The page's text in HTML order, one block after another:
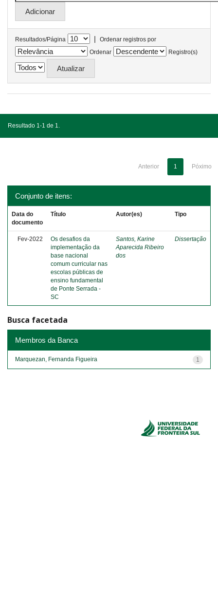
Resultados/Página |
Ordenar registros por
Ordenar
Registro(s)
Resultado 1-1 de 1.
Anterior 1 Póximo
Conjunto de itens:
Data do
documento
Título Autor(es) Tipo
Fev-2022
Os desafios da
implementação da
base nacional
comum curricular nas
escolas públicas de
ensino fundamental
de Ponte Serrada -
SC
Santos, Karine
Aparecida Ribeiro
dos
Dissertação
Busca facetada
Membros da Banca
1
Marquezan, Fernanda Figueira